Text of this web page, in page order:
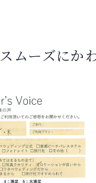
スムーズにか